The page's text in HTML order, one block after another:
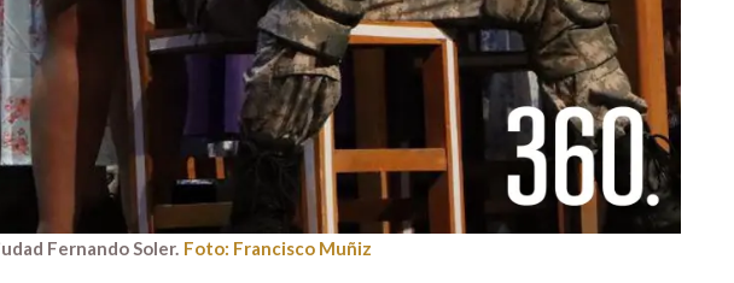
Fernando Soler. Foto: Francisco Muñiz